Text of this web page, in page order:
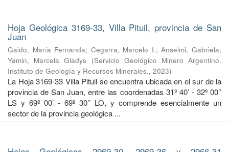
Hoja Geológica 3169-33, Villa Pituil, provincia de San
Juan
Gaido, María Fernanda; Cegarra, Marcelo I.;Anselmi, Gabriela;
Yamin, Marcela Gladys
(Servicio Geológico Minero Argentino.
Instituto de Geología y Recursos Minerales., 2023)
La Hoja 3169-33 Villa Pituil se encuentra ubicada en el sur de la
provincia de San Juan, entre las coordenadas 31º 40’ - 32º 00’’
LS y 69º 00’ - 69º 30’’ LO, y comprende esencialmente un
sector de la provincia geológica ...